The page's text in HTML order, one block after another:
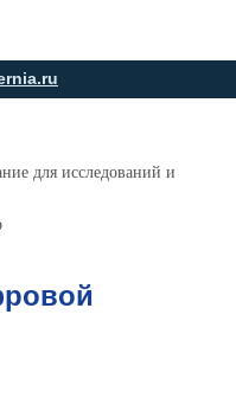
для исследований и